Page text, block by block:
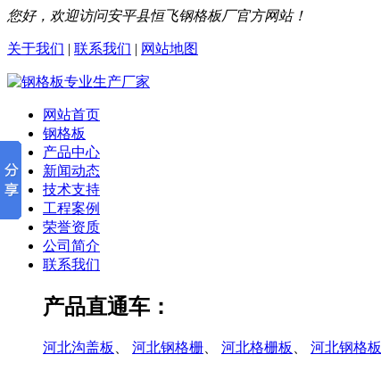
您好，欢迎访问安平县恒飞钢格板厂官方网站！
关于我们 | 联系我们 | 网站地图
网站首页
钢格板
产品中心
新闻动态
技术支持
工程案例
荣誉资质
公司简介
联系我们
产品直通车：
河北沟盖板 河北钢格栅 河北格栅板 河北钢格板